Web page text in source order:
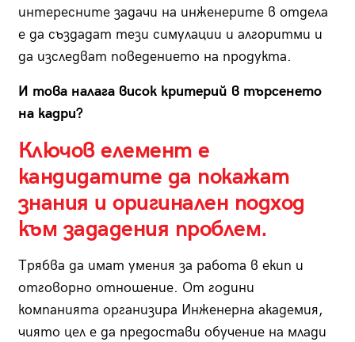
интересните задачи на инженерите в отдела
е да създадат тези симулации и алгоритми и
да изследват поведението на продукта.
И това налага висок критерий в търсенето
на кадри?
Ключов елемент е
кандидатите да покажат
знания и оригинален подход
към зададения проблем.
Трябва да имат умения за работа в екип и
отговорно отношение. От години
компанията организира Инженерна академия,
чиято цел е да предостави обучение на млади